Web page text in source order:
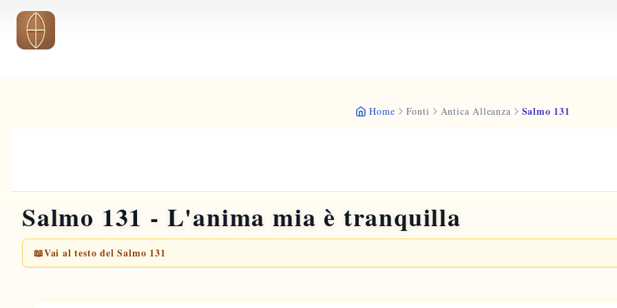
Vai al contenuto principale
Home Fonti Antica Alleanza Salmo 131
Salmo 131 - L'anima mia è tranquilla
📖Vai al testo del Salmo 131